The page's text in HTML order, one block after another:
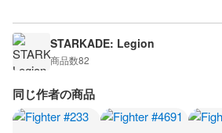
STARKADE: Legion
商品数82
同じ作者の商品